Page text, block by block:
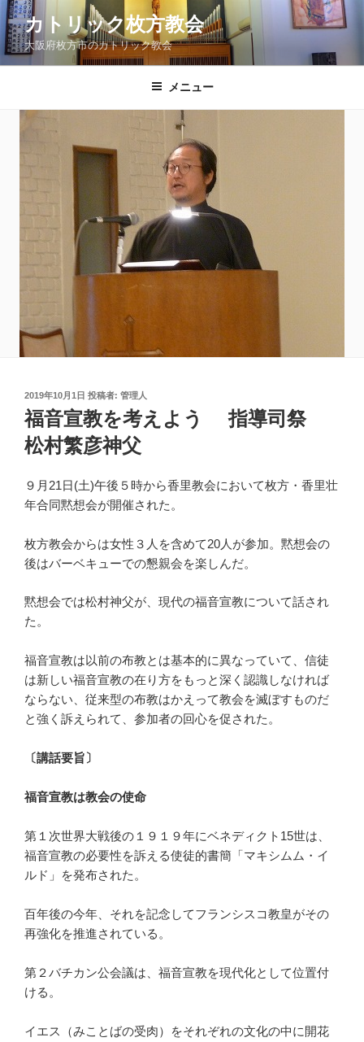
コ
ン
テ
ン
カトリック枚方教会
大阪府枚方市のカトリック教会
メニュー
投
稿
日:
2019年10月1日 投稿者: 管理人
福音宣教を考えよう 指導司祭
松村繁彦神父
９月21日(土)午後５時から香里教会において枚方・香里壮
年合同黙想会が開催された。
枚方教会からは女性３人を含めて20人が参加。黙想会の
後はバーベキューでの懇親会を楽しんだ。
黙想会では松村神父が、現代の福音宣教について話され
た。
福音宣教は以前の布教とは基本的に異なっていて、信徒
は新しい福音宣教の在り方をもっと深く認識しなければ
ならない、従来型の布教はかえって教会を滅ぼすものだ
と強く訴えられて、参加者の回心を促された。
〔講話要旨〕
福音宣教は教会の使命
第１次世界大戦後の１９１９年にベネディクト15世は、
福音宣教の必要性を訴える使徒的書簡「マキシムム・イ
ルド」を発布された。
百年後の今年、それを記念してフランシスコ教皇がその
再強化を推進されている。
第２バチカン公会議は、福音宣教を現代化として位置付
ける。
イエス（みことばの受肉）をそれぞれの文化の中に開花